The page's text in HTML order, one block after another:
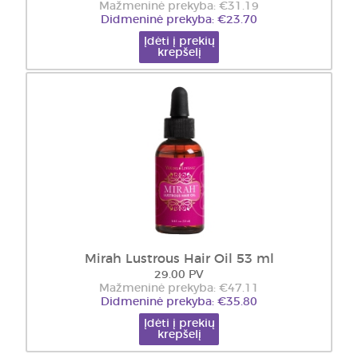
Mažmeninė prekyba: €31.19
Didmeninė prekyba: €23.70
Įdėti į prekių
krepšelį
Mirah Lustrous Hair Oil 53 ml
29.00 PV
Mažmeninė prekyba: €47.11
Didmeninė prekyba: €35.80
Įdėti į prekių
krepšelį